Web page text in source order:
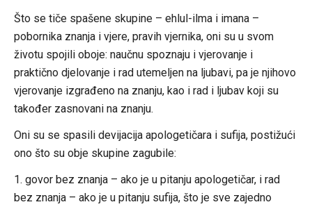
Što se tiče spašene skupine – ehlul-ilma i imana –
pobornika znanja i vjere, pravih vjernika, oni su u svom
životu spojili oboje: naučnu spoznaju i vjerovanje i
praktično djelovanje i rad utemeljen na ljubavi, pa je njihovo
vjerovanje izgrađeno na znanju, kao i rad i ljubav koji su
također zasnovani na znanju.
Oni su se spasili devijacija apologetičara i sufija, postižući
ono što su obje skupine zagubile:
1. govor bez znanja – ako je u pitanju apologetičar, i rad
bez znanja – ako je u pitanju sufija, što je sve zajedno